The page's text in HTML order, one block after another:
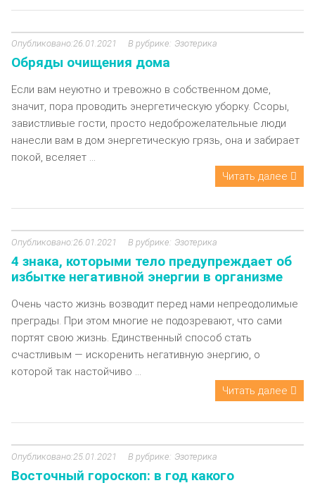
26.01.2021 Эзотерика
Обряды очищения дома
Если вам неуютно и тревожно в собственном доме,
значит, пора проводить энергетическую уборку. Ссоры,
завистливые гости, просто недоброжелательные люди
нанесли вам в дом энергетическую грязь, она и забирает
покой, вселяет ...
Читать далее
26.01.2021 Эзотерика
4 знака, которыми тело предупреждает об
избытке негативной энергии в организме
Очень часто жизнь возводит перед нами непреодолимые
преграды. При этом многие не подозревают, что сами
портят свою жизнь. Единственный способ стать
счастливым — искоренить негативную энергию, о
которой так настойчиво ...
Читать далее
25.01.2021 Эзотерика
Восточный гороскоп: в год какого